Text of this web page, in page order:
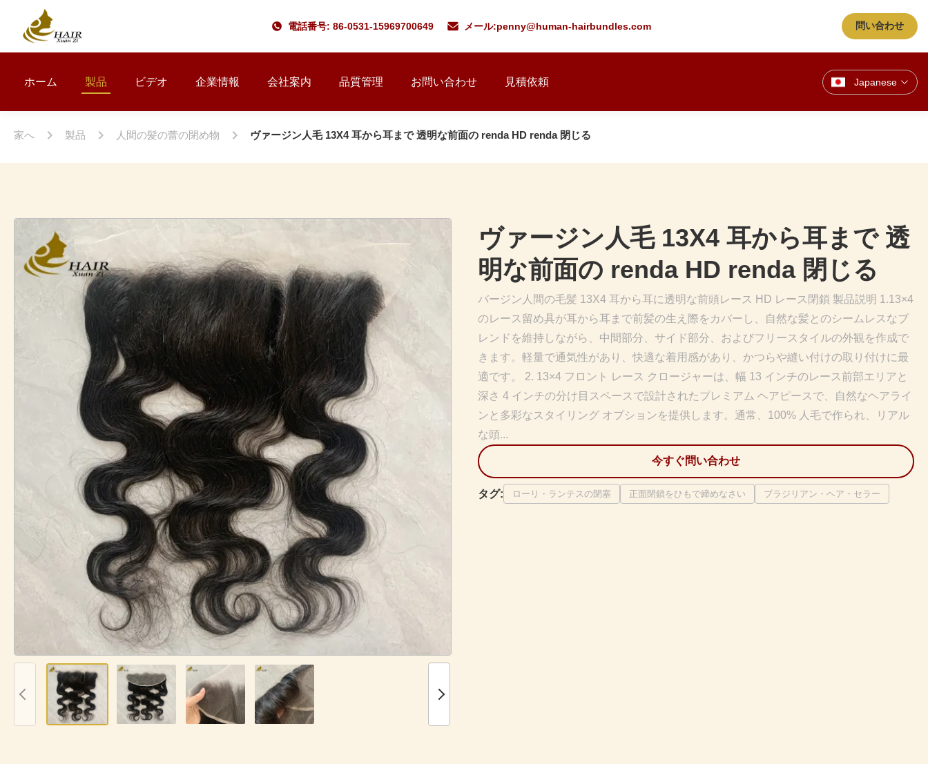
電話番号: 86-0531-15969700649 メール:penny@human-hairbundles.com 問い合わせ
ホーム 製品 ビデオ 企業情報 会社案内 品質管理 お問い合わせ 見積依頼 Japanese
家へ 製品 人間の髪の蕾の閉め物 ヴァージン人毛 13X4 耳から耳まで 透明な前面の renda HD renda 閉じる
ヴァージン人毛 13X4 耳から耳まで 透
明な前面の renda HD renda 閉じる
バージン人間の毛髪 13X4 耳から耳に透明な前頭レース HD レース閉鎖 製品説明 1.13×4
のレース留め具が耳から耳まで前髪の生え際をカバーし、自然な髪とのシームレスなブ
レンドを維持しながら、中間部分、サイド部分、およびフリースタイルの外観を作成で
きます。軽量で通気性があり、快適な着用感があり、かつらや縫い付けの取り付けに最
適です。 2. 13×4 フロント レース クロージャーは、幅 13 インチのレース前部エリアと
深さ 4 インチの分け目スペースで設計されたプレミアム ヘアピースで、自然なヘアライ
ンと多彩なスタイリング オプションを提供します。通常、100% 人毛で作られ、リアル
な頭...
今すぐ問い合わせ
タグ: ローリ・ランテスの閉塞 正面閉鎖をひもで締めなさい ブラジリアン・ヘア・セラー